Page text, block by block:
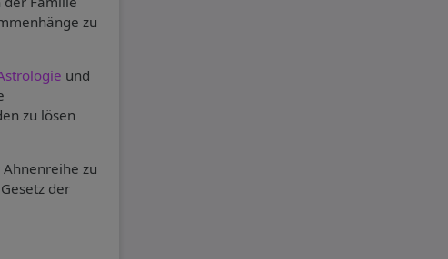
zu
und
zu lösen
zu
der